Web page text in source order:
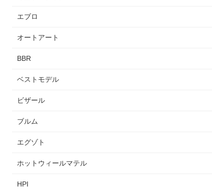
エブロ
オートアート
BBR
ベストモデル
ビザール
ブルム
エグゾト
ホットウィールマテル
HPI